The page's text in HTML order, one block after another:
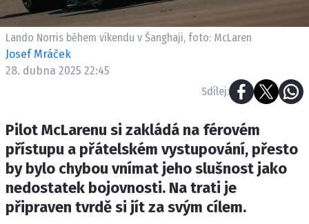
ETICKÝ KODEX
KONTAKT
OSOBNÍ ÚDAJE / COOKIES
Provozovatelem serveru F1NEWS.cz je
INCORP MEDIA GROUP s.r.o., IČ: 118 23 054
Lando Norris během víkendu v Šanghaji, foto: McLaren
Josef Mráček
28. dubna 2025 22:45
Sdílej:
Pilot McLarenu si zakládá na férovém
přístupu a přátelském vystupování, přesto
by bylo chybou vnímat jeho slušnost jako
nedostatek bojovnosti. Na trati je
připraven tvrdě si jít za svým cílem.